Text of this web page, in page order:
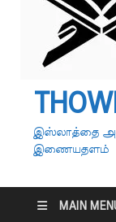
இஸ்லாத்தை
இணையதளம்
MAIN